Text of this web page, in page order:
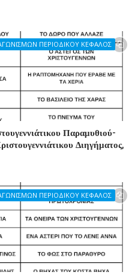
ΠΕΡΙΟΔΙΚΟΥ ΚΕΦΑΛΟΣ
Παραμυθιού-
Διηγήματος,
ΠΕΡΙΟΔΙΚΟΥ ΚΕΦΑΛΟΣ